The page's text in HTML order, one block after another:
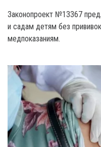
Законопроект №13367
и садам детям без
медпоказаниям.